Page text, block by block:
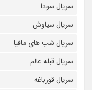
سریال سودا
سریال سیاوش
سریال شب های مافیا
سریال قبله عالم
سریال قورباغه